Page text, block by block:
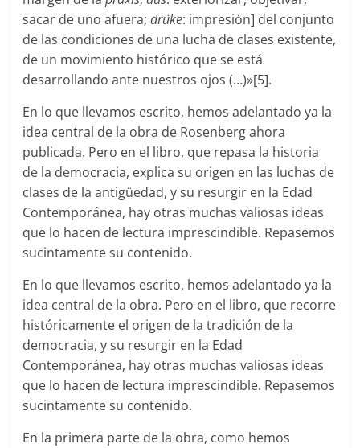
sacar de uno afuera;drüke: impresión] del conjunto
de las condiciones de una lucha de clases existente,
de un movimiento histórico que se está
desarrollando ante nuestros ojos (…)»[5].
En lo que llevamos escrito, hemos adelantado ya la
idea central de la obra de Rosenberg ahora
publicada. Pero en el libro, que repasa la historia
de la democracia, explica su origen en las luchas de
clases de la antigüedad, y su resurgir en la Edad
Contemporánea, hay otras muchas valiosas ideas
que lo hacen de lectura imprescindible. Repasemos
sucintamente su contenido.
En lo que llevamos escrito, hemos adelantado ya la
idea central de la obra. Pero en el libro, que recorre
históricamente el origen de la tradición de la
democracia, y su resurgir en la Edad
Contemporánea, hay otras muchas valiosas ideas
que lo hacen de lectura imprescindible. Repasemos
sucintamente su contenido.
En la primera parte de la obra, como hemos